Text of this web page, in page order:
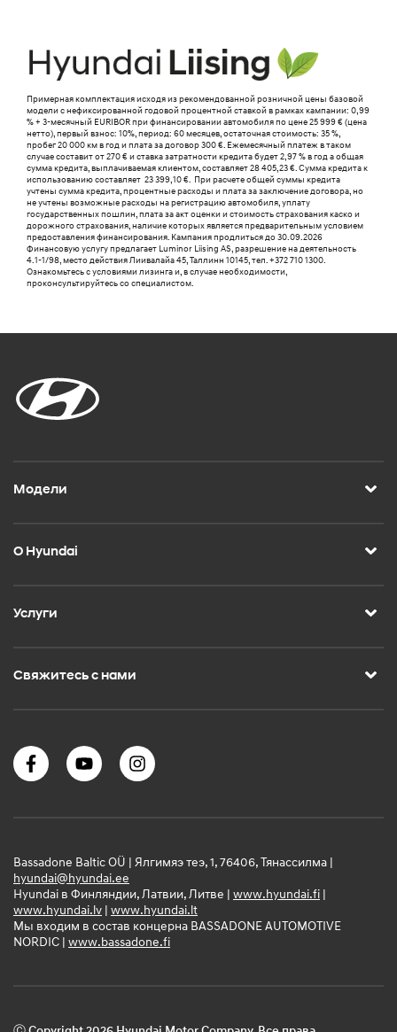
Примерная комплектация исходя из рекомендованной розничной цены базовой
модели c нефиксированной годовой процентной ставкой в рамках кампании: 0,99
% + 3-месячный EURIBOR при финансировании автомобиля по цене 25 999 € (цена
нетто), первый взнос: 10%, период: 60 месяцев, остаточная стоимость: 35 %,
пробег 20 000 км в год и плата за договор 300 €. Ежемесячный платеж в таком
случае составит от 270 € и ставка затратности кредита будет 2,97 % в год а общая
сумма кредита, выплачиваемая клиентом, составляет 28 405,23 €. Сумма кредита к
использованию составляет 23 399,10 €. При расчете общей суммы кредита
учтены сумма кредита, процентные расходы и плата за заключение договора, но
не учтены возможные расходы на регистрацию автомобиля, уплату
государственных пошлин, плата за акт оценки и стоимость страхования каско и
дорожного страхования, наличие которых является предварительным условием
предоставления финансирования. Kампания продлиться до 30.09.2026
Финансовую услугу предлагает Luminor Liising AS, разрешение на деятельность
4.1-1/98, место действия Лиивалайа 45, Таллинн 10145, тел. +372 710 1300.
Ознакомьтесь с условиями лизинга и, в случае необходимости,
проконсультируйтесь со специалистом.
Модели
О Hyundai
Услуги
Свяжитесь с нами
Bassadone Baltic OÜ | Ялгимяэ теэ, 1, 76406, Тянассилма |
hyundai@hyundai.ee
Hyundai в Финляндии, Латвии, Литве | www.hyundai.fi |
www.hyundai.lv | www.hyundai.lt
Мы входим в состав концерна BASSADONE AUTOMOTIVE
NORDIC | www.bassadone.fi